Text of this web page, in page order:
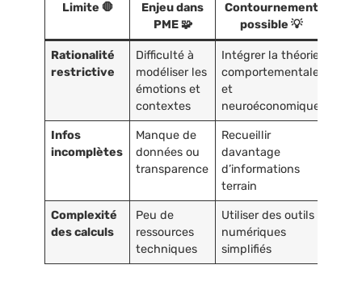
Limite 🛑
Enjeu dans
PME 🧩
Contournement
possible 💡
Rationalité
restrictive
Difficulté à
modéliser les
émotions et
contextes
Intégrer la théorie
comportementale
et
neuroéconomique
Infos
incomplètes
Manque de
données ou
transparence
Recueillir
davantage
d’informations
terrain
Complexité
des calculs
Peu de
ressources
techniques
Utiliser des outils
numériques
simplifiés